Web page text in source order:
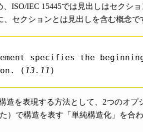
、ISO/IEC 15445では見出しはセクシ
セクションとは見出しを含む概念で
specifies the
( 13.11 )
造を表現する方法として、2つのオ
）で構造を表す「単純構造化」を合